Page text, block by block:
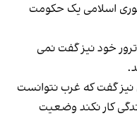
اسلامی یک حکومت
خود نیز گفت نمی
نیز گفت که غرب نتوانست
کار نکند وضعیت